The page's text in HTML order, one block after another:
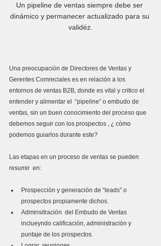
Un pipeline de ventas siempre debe ser
dinámico y permanecer actualizado para su
validéz.
Una preocupación de Directores de Ventas y
Gerentes Comreciales es en relación a los
entornos de ventas B2B, donde es vital y critico el
entender y alimentar el  “pipeline” o embudo de
ventas, sin un buen conocimiento del proceso que
debemos seguir con los prospectos , ¿ còmo
podemos guiarlos durante este?
Las etapas en un proceso de ventas se pueden
resumir  en:
Prospecciòn y generación de “leads” o
prospectos propiamente dichos.
Adminsitraciòn  del Embudo de Ventas
inclueyndo calificaciòn, administración y
puntaje de los prospectos.